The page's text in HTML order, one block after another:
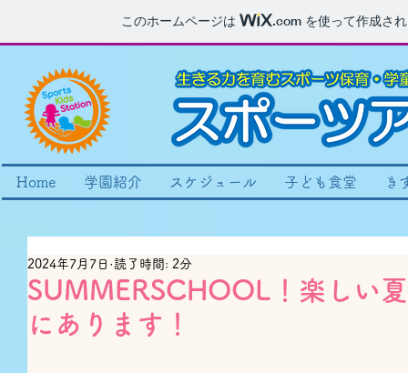
このホームページは .com を使って作成さ
Home 学園紹介 スケジュール 子ども食堂 き
SUMMERSCHOOL！楽しい
にあります！
2024年7月7日 読了時間: 2分